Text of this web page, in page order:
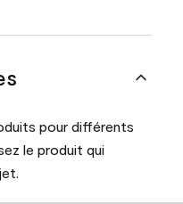
pour différents
le produit qui